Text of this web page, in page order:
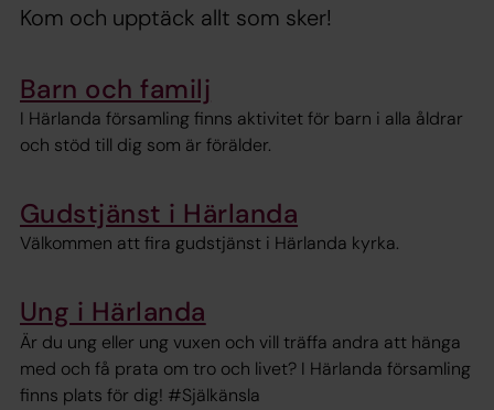
Kom och upptäck allt som sker!
Barn och familj
I Härlanda församling finns aktivitet för barn i alla åldrar
och stöd till dig som är förälder.
Gudstjänst i Härlanda
Välkommen att fira gudstjänst i Härlanda kyrka.
Ung i Härlanda
Är du ung eller ung vuxen och vill träffa andra att hänga
med och få prata om tro och livet? I Härlanda församling
finns plats för dig! #Själkänsla